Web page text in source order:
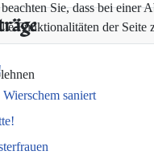
saniert
Sie, dass bei einer
Funktionalitäten der Seite